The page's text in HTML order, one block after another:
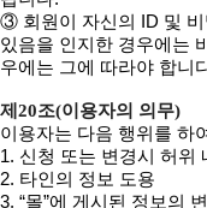
③ 회원이 자신의 ID 및 비
있음을 인지한 경우에는
우에는 그에 따라야 합니
제20조(이용자의 의무)
이용자는 다음 행위를 하
1. 신청 또는 변경시 허위
2. 타인의 정보 도용
3. “몰”에 게시된 정보의